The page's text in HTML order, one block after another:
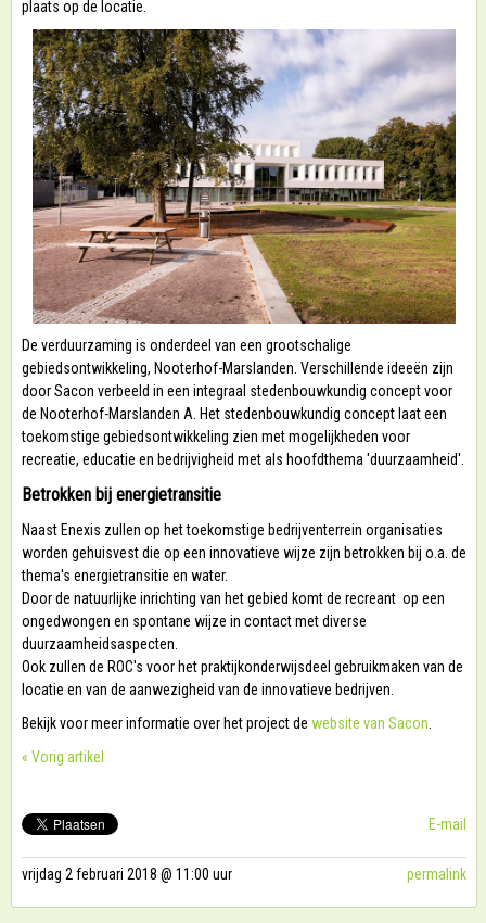
plaats op de locatie.
De verduurzaming is onderdeel van een grootschalige
gebiedsontwikkeling, Nooterhof-Marslanden. Verschillende ideeën zijn
door Sacon verbeeld in een integraal stedenbouwkundig concept voor
de Nooterhof-Marslanden A. Het stedenbouwkundig concept laat een
toekomstige gebiedsontwikkeling zien met mogelijkheden voor
recreatie, educatie en bedrijvigheid met als hoofdthema 'duurzaamheid'.
Betrokken bij energietransitie
Naast Enexis zullen op het toekomstige bedrijventerrein organisaties
worden gehuisvest die op een innovatieve wijze zijn betrokken bij o.a. de
thema's energietransitie en water.
Door de natuurlijke inrichting van het gebied komt de recreant op een
ongedwongen en spontane wijze in contact met diverse
duurzaamheidsaspecten.
Ook zullen de ROC's voor het praktijkonderwijsdeel gebruikmaken van de
locatie en van de aanwezigheid van de innovatieve bedrijven.
Bekijk voor meer informatie over het project de website van Sacon
« Vorig artikel
E-mail
vrijdag 2 februari 2018 @ 11:00 uur permalink